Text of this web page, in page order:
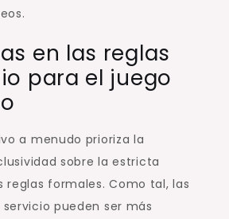
en las reglas
para el juego
a menudo prioriza la
sobre la estricta
reglas formales. Como tal, las
pueden ser más